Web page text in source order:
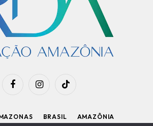
FacebookInstagramTikTok
BRASIL AMAZÔNIA